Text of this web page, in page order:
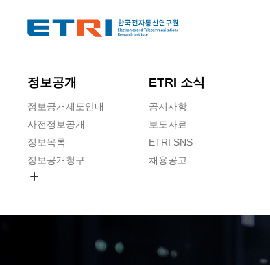
정보공개
정보공개제도안내
사전정보공개
정보목록
정보공개청구
ETRI 소식
공지사항
보도자료
ETRI SNS
채용공고